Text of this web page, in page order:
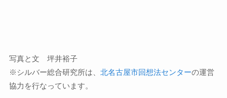
写真と文 坪井裕子
※シルバー総合研究所は、 北名古屋市回想法センターの運営
協力を行なっています。